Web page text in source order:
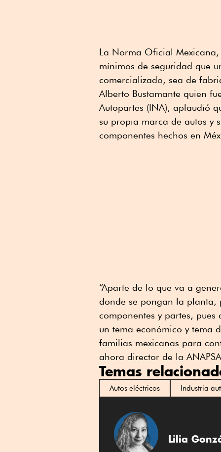
La Norma Oficial
mínimos de seguridad que
comercializado, sea de
Alberto Bustamante quien
Autopartes (INA), aplaudió
su propia marca de autos y
componentes hechos en
“Aparte de lo que va a
donde se pongan la planta,
componentes y partes,
un tema económico y tema
familias mexicanas para
ahora director de la
Temas
Autos eléctricos Industria
Lilia